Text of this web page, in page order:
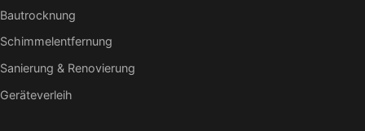
Bautrocknung
Schimmelentfernung
Sanierung & Renovierung
Geräteverleih